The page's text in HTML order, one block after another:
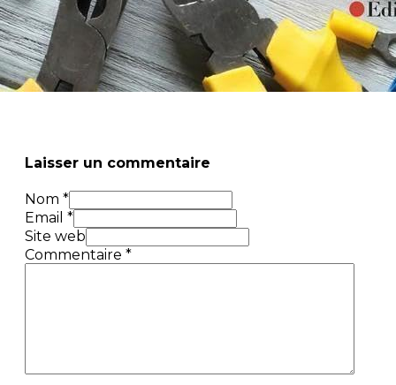
Laisser un commentaire
Nom *
Email *
Site web
Commentaire *